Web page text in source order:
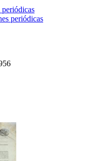
periódicas